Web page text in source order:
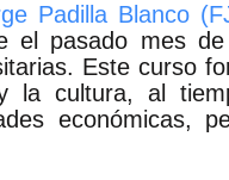
Padilla Blanco
el pasado mes
Este curso
la cultura, al
económicas,